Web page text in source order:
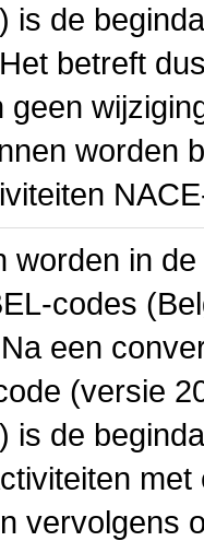
is de
betreft
geen
worden
worden in
codes
een
(versie
is de
vervolgens